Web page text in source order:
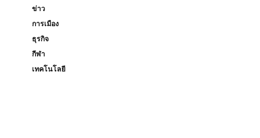
ข่าว
การเมือง
ธุรกิจ
กีฬา
เทคโนโลยี